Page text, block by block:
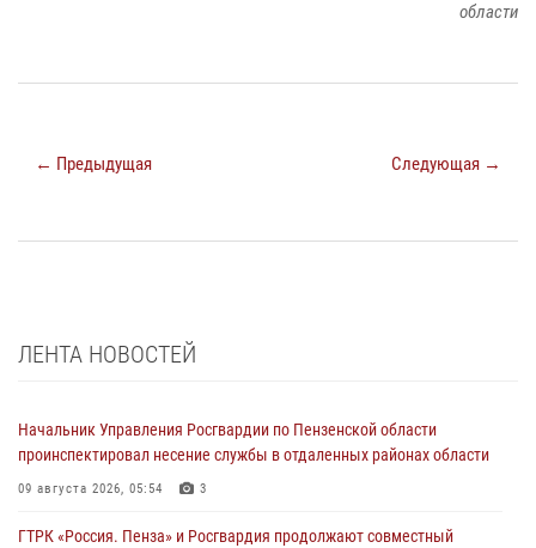
области
← Предыдущая Следующая →
ЛЕНТА НОВОСТЕЙ
Начальник Управления Росгвардии по Пензенской области
проинспектировал несение службы в отдаленных районах области
09 августа 2026, 05:54 3
ГТРК «Россия. Пенза» и Росгвардия продолжают совместный